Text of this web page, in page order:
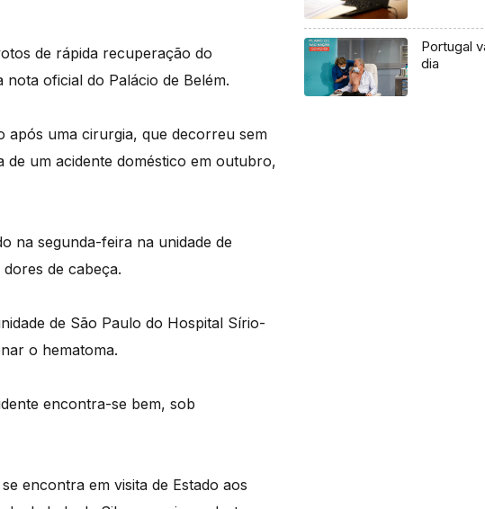
de rápida recuperação do
oficial do Palácio de Belém.
após uma cirurgia, que decorreu sem
um acidente doméstico em outubro,
na segunda-feira na unidade de
de cabeça.
de São Paulo do Hospital Sírio-
o hematoma.
encontra-se bem, sob
encontra em visita de Estado aos
Portugal
dia